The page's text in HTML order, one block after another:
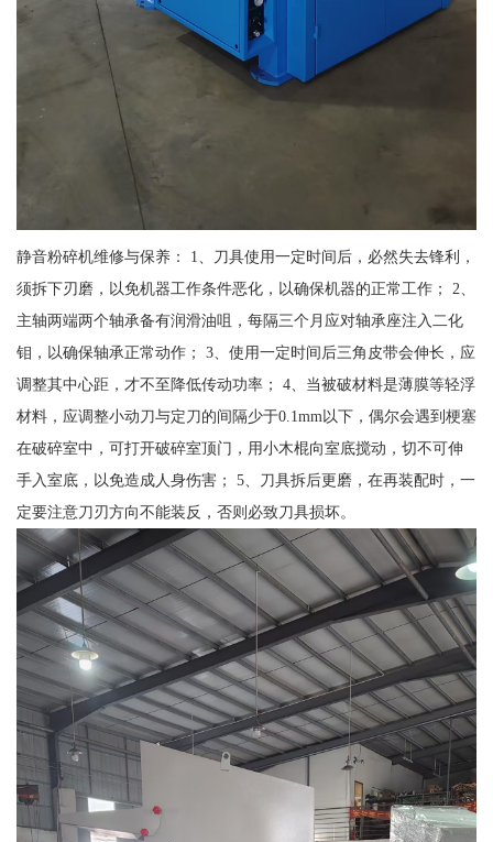
静音粉碎机维修与保养： 1、刀具使用一定时间后，必然失去锋利，
须拆下刃磨，以免机器工作条件恶化，以确保机器的正常工作； 2、
主轴两端两个轴承备有润滑油咀，每隔三个月应对轴承座注入二化
钼，以确保轴承正常动作； 3、使用一定时间后三角皮带会伸长，应
调整其中心距，才不至降低传动功率； 4、当被破材料是薄膜等轻浮
材料，应调整小动刀与定刀的间隔少于0.1mm以下，偶尔会遇到梗塞
在破碎室中，可打开破碎室顶门，用小木棍向室底搅动，切不可伸
手入室底，以免造成人身伤害； 5、刀具拆后更磨，在再装配时，一
定要注意刀刃方向不能装反，否则必致刀具损坏。